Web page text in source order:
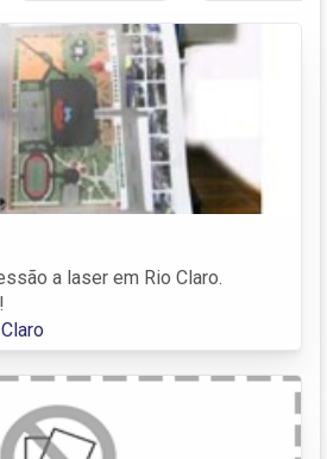
a laser em Rio Claro.